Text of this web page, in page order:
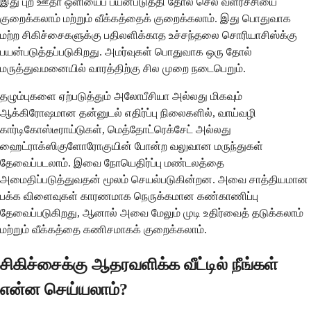
குறைக்கலாம் மற்றும் வீக்கத்தைக் குறைக்கலாம். இது பொதுவாக
மற்ற சிகிச்சைகளுக்கு பதிலளிக்காத உச்சந்தலை சொரியாசிஸ்க்கு
பயன்படுத்தப்படுகிறது. அமர்வுகள் பொதுவாக ஒரு தோல்
மருத்துவமனையில் வாரத்திற்கு சில முறை நடைபெறும்.
தழும்புகளை ஏற்படுத்தும் அலோபீசியா அல்லது மிகவும்
ஆக்கிரோஷமான தன்னுடல் எதிர்ப்பு நிலைகளில், வாய்வழி
கார்டிகோஸ்டீராய்டுகள், மெத்தோட்ரெக்சேட் அல்லது
ஹைட்ராக்ஸிகுளோரோகுயின் போன்ற வலுவான மருந்துகள்
தேவைப்படலாம். இவை நோயெதிர்ப்பு மண்டலத்தை
அமைதிப்படுத்துவதன் மூலம் செயல்படுகின்றன. அவை சாத்தியமான
பக்க விளைவுகள் காரணமாக நெருக்கமான கண்காணிப்பு
தேவைப்படுகிறது, ஆனால் அவை மேலும் முடி உதிர்வைத் தடுக்கலாம்
மற்றும் வீக்கத்தை கணிசமாகக் குறைக்கலாம்.
சிகிச்சைக்கு ஆதரவளிக்க வீட்டில் நீங்கள்
என்ன செய்யலாம்?